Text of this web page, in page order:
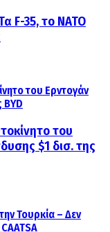
F-35, το ΝΑΤΟ
του
$1 δισ. της